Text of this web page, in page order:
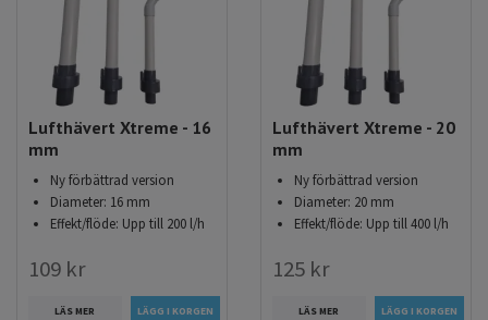
Lufthävert Xtreme - 16
mm
Ny förbättrad version
Diameter: 16 mm
Effekt/flöde: Upp till 200 l/h
109 kr
LÄS MER
Lufthävert Xtreme - 20
mm
Ny förbättrad version
Diameter: 20 mm
Effekt/flöde: Upp till 400 l/h
125 kr
LÄS MER